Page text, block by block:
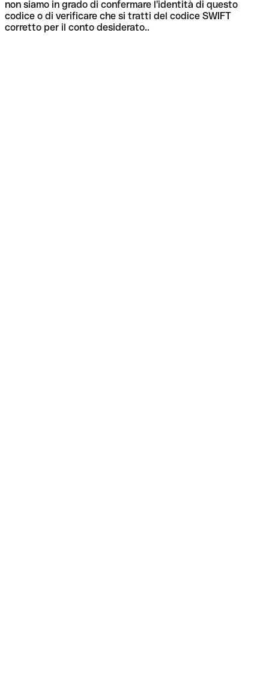
non siamo in grado di confermare l'identità di questo
codice o di verificare che si tratti del codice SWIFT
corretto per il conto desiderato..